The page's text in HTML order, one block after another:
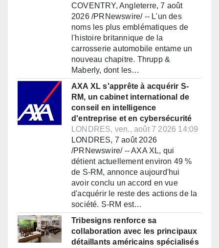
COVENTRY, Angleterre, 7 août
2026 /PRNewswire/ -- L'un des
noms les plus emblématiques de
l'histoire britannique de la
carrosserie automobile entame un
nouveau chapitre. Thrupp &
Maberly, dont les…
AXA XL s'apprête à acquérir S-
RM, un cabinet international de
conseil en intelligence
d'entreprise et en cybersécurité
LONDRES, ven., août 7 2026 14:09
LONDRES, 7 août 2026
/PRNewswire/ -- AXA XL, qui
détient actuellement environ 49 %
de S-RM, annonce aujourd'hui
avoir conclu un accord en vue
d'acquérir le reste des actions de la
société. S-RM est…
Tribesigns renforce sa
collaboration avec les principaux
détaillants américains spécialisés